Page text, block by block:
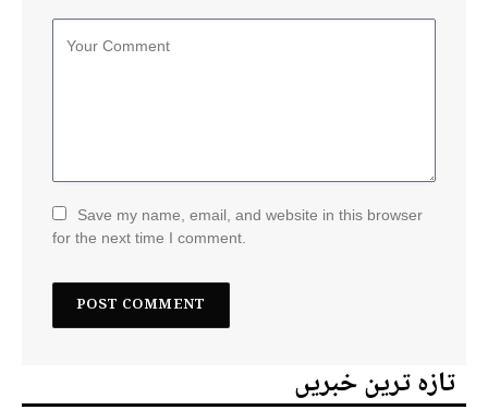
Save my name, email, and website in this browser
for the next time I comment.
تازہ ترین خبریں